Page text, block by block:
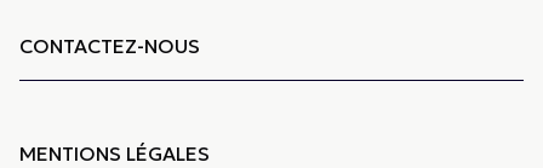
CONTACTEZ-NOUS
MENTIONS LÉGALES